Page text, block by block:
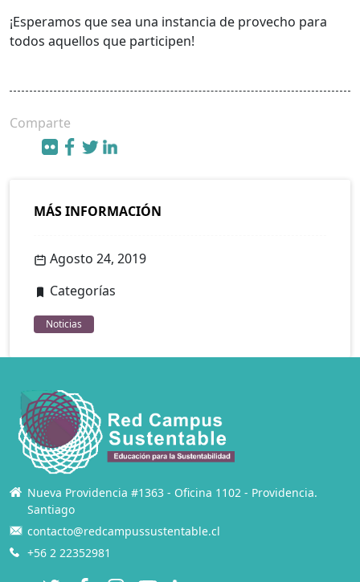
¡Esperamos que sea una instancia de provecho para
todos aquellos que participen!
Comparte
MÁS INFORMACIÓN
Agosto 24, 2019
Categorías
Noticias
Nueva Providencia #1363 - Oficina 1102 - Providencia.
Santiago
contacto@redcampussustentable.cl
+56 2 22352981